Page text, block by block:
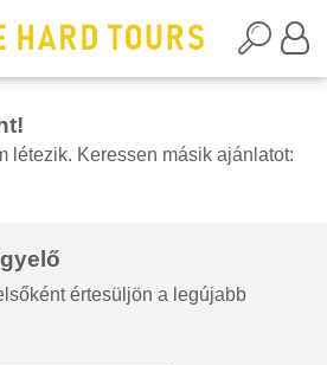
létezik. Keressen másik ajánlatot:
értesüljön a legújabb